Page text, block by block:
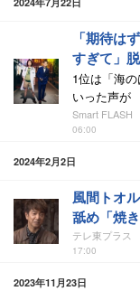
「期待は
すぎて」
1位は「海
いった声が
Smart FLASH
06:00
2024年2月2日
風間トオ
舐め「焼
テレ東プラス
17:00
2023年11月23日